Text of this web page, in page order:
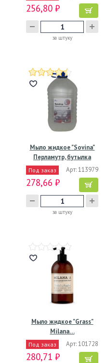
256,80 ₽
за штуку
Мыло жидкое "Sovina"
Перламутр, бутылка
ПЭТ,…
Под заказ Арт: 113979
278,66 ₽
за штуку
Мыло жидкое "Grass"
Milana…
Под заказ Арт: 101728
280,71 ₽